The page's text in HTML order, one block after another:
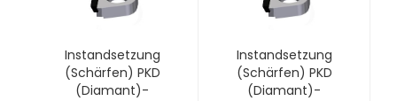
Instandsetzung
(Schärfen) PKD
(Diamant)-
Instandsetzung
(Schärfen) PKD
(Diamant)-